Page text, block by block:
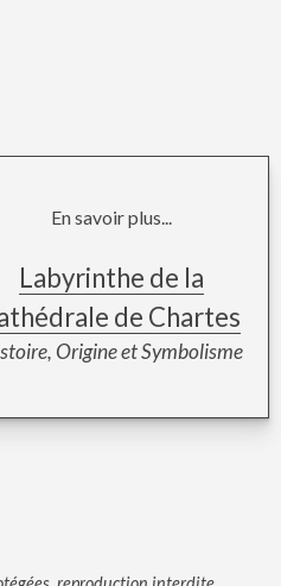
En savoir plus...
Labyrinthe de la
de Chartes
Origine et Symbolisme